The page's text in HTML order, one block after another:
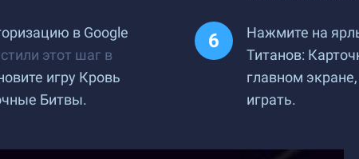
в Google
этот шаг в
игру Кровь
Битвы.
Нажмите на
Титанов:
главном
играть.